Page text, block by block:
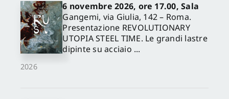
2026
6 novembre 2026, ore 17.00, Sala
Gangemi, via Giulia, 142 – Roma.
Presentazione REVOLUTIONARY
UTOPIA STEEL TIME. Le grandi lastre
dipinte su acciaio ...